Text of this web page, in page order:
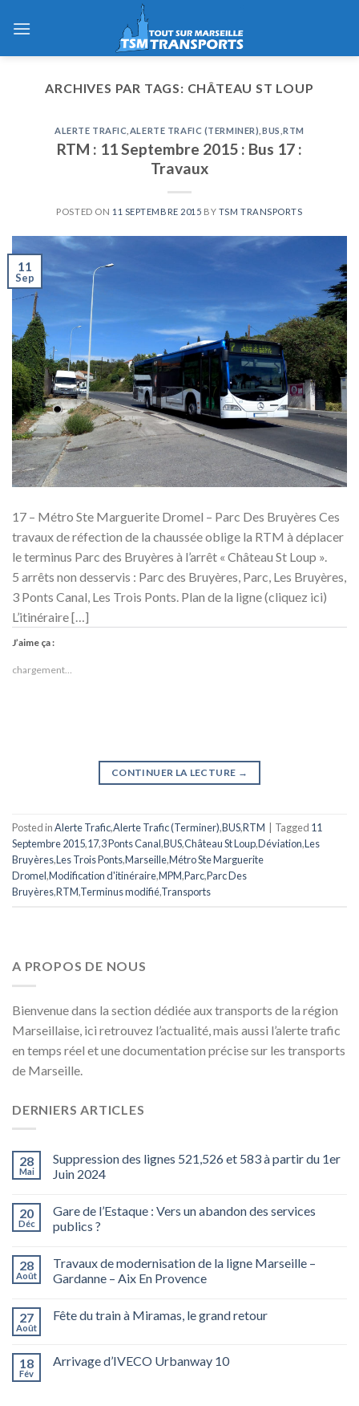
ARCHIVES PAR TAGS: CHÂTEAU ST LOUP
ALERTE TRAFIC ALERTE TRAFIC (TERMINER) BUS ,RTM
RTM : 11 Septembre 2015 : Bus 17 :
Travaux
POSTED ON 11 SEPTEMBRE 2015 BY TSM TRANSPORTS
11
Sep
17 – Métro Ste Marguerite Dromel – Parc Des Bruyères Ces
travaux de réfection de la chaussée oblige la RTM à déplacer
le terminus Parc des Bruyères à l’arrêt « Château St Loup ».
5 arrêts non desservis : Parc des Bruyères, Parc, Les Bruyères,
3 Ponts Canal, Les Trois Ponts. Plan de la ligne (cliquez ici)
L’itinéraire […]
J’aime ça :
chargement…
CONTINUER LA LECTURE →
Posted inAlerte Trafic,Alerte Trafic (Terminer),BUS,RTM Tagged 11
Septembre 2015,17,3 Ponts Canal,BUS,Château St Loup,Déviation,Les
Bruyères,Les Trois Ponts,Marseille,Métro Ste Marguerite
Dromel,Modification d'itinéraire,MPM,Parc,Parc Des
Bruyères,RTM,Terminus modifié,Transports
A PROPOS DE NOUS
Bienvenue dans la section dédiée aux transports de la région
Marseillaise, ici retrouvez l’actualité, mais aussi l’alerte trafic
en temps réel et une documentation précise sur les transports
de Marseille.
DERNIERS ARTICLES
28
Mai
Suppression des lignes 521,526 et 583 à partir du 1er
Juin 2024
20
Déc
Gare de l’Estaque : Vers un abandon des services
publics ?
28
Août
Travaux de modernisation de la ligne Marseille –
Gardanne – Aix En Provence
27
Août
Fête du train à Miramas, le grand retour
18
Fév
Arrivage d’IVECO Urbanway 10